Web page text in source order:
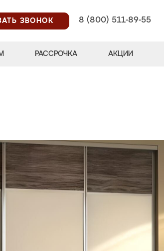
ЗВОНОК
8 (800) 511-89-55
РАССРОЧКА АКЦИИ